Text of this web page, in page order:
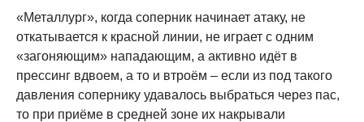
«Металлург», когда соперник начинает атаку, не
откатывается к красной линии, не играет с одним
«загоняющим» нападающим, а активно идёт в
прессинг вдвоем, а то и втроём – если из под такого
давления сопернику удавалось выбраться через пас,
то при приёме в средней зоне их накрывали